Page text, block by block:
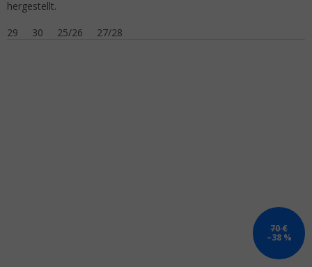
hergestellt.
29
30 25/26 27/28
70 €
–38 %